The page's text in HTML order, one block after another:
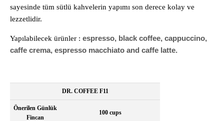
sayesinde tüm sütlü kahvelerin yapımı son derece kolay ve
lezzetlidir.
Yapılabilecek ürünler : espresso, black coffee, cappuccino,
caffe crema, espresso macchiato and caffe latte.
DR. COFFEE F11
Önerilen Günlük
Fincan
100 cups